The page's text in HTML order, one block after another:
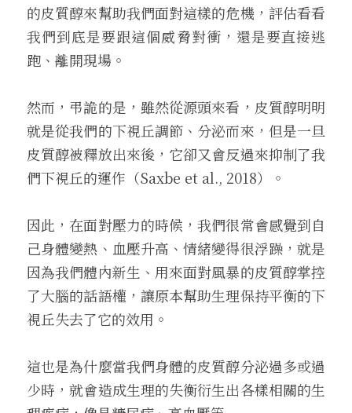
的皮質醇來幫助我們面對這樣的危機，評估看看
我們到底是要跟這個威脅對衝，還是要直接逃
跑、離開現場。
然而，弔詭的是，雖然從源頭來看，皮質醇明明
就是從我們的下視丘調節、分泌而來，但是一旦
皮質醇被釋放出來後，它卻又會反過來抑制了我
們下視丘的運作（Saxbe et al., 2018）。
因此，在面對壓力的時候，我們很常會感覺到自
己身體變熱、血壓升高、情緒變得很浮躁，就是
因為我們體內新生、用來面對風暴的皮質醇掌控
了大腦的話語權，讓原本幫助生理保持平衡的下
視丘失去了它的效用。
這也是為什麼當我們身體的皮質醇分泌過多或過
少時，就會造成生理的失衡衍生出各樣相關的生